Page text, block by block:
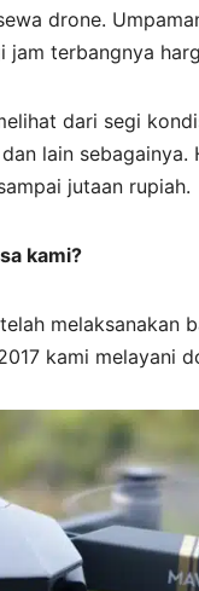
drone.
jam terbangnya
dari segi
lain
jutaan rupiah.
kami?
kami melayani